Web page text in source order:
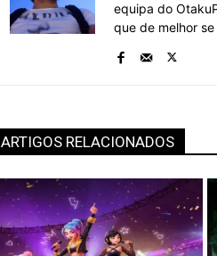
equipa do
que de melhor
ARTIGOS RELACIONADOS